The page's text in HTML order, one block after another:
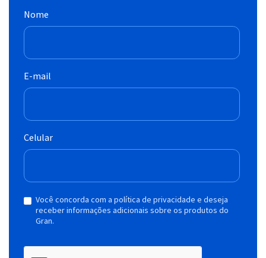
Nome
E-mail
Celular
Você concorda com a política de privacidade e deseja
receber informações adicionais sobre os produtos do
Gran.